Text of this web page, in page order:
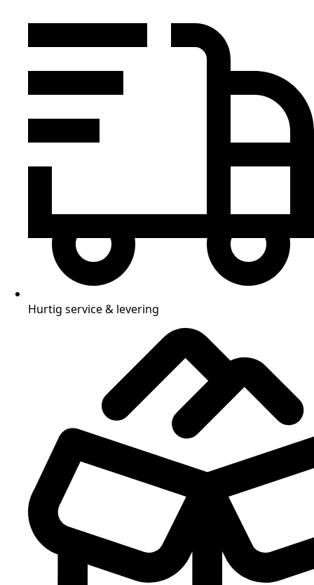
Hurtig service & levering